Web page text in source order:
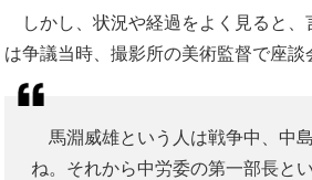
しかし、状況や経過をよく見ると、
は争議当時、撮影所の美術監督で座
馬淵威雄という人は戦争中、中
ね。それから中労委の第一部長と